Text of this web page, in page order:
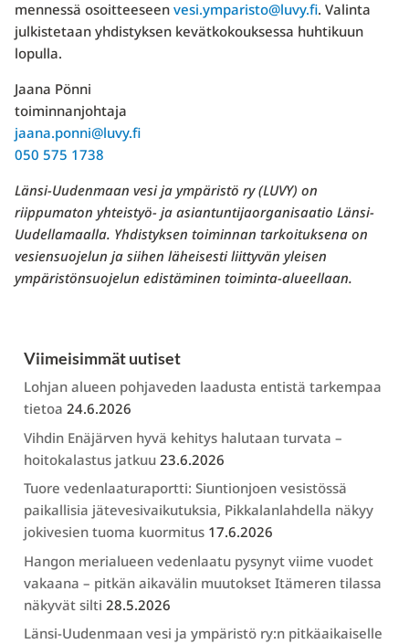
mennessä osoitteeseen vesi.ymparisto@luvy.fi. Valinta
julkistetaan yhdistyksen kevätkokouksessa huhtikuun
lopulla.
Jaana Pönni
toiminnanjohtaja
jaana.ponni@luvy.fi
050 575 1738
Länsi-Uudenmaan vesi ja ympäristö ry (LUVY) on
riippumaton yhteistyö- ja asiantuntijaorganisaatio Länsi-
Uudellamaalla. Yhdistyksen toiminnan tarkoituksena on
vesiensuojelun ja siihen läheisesti liittyvän yleisen
ympäristönsuojelun edistäminen toiminta-alueellaan.
Viimeisimmät uutiset
Lohjan alueen pohjaveden laadusta entistä tarkempaa
tietoa 24.6.2026
Vihdin Enäjärven hyvä kehitys halutaan turvata –
hoitokalastus jatkuu 23.6.2026
Tuore vedenlaaturaportti: Siuntionjoen vesistössä
paikallisia jätevesivaikutuksia, Pikkalanlahdella näkyy
jokivesien tuoma kuormitus 17.6.2026
Hangon merialueen vedenlaatu pysynyt viime vuodet
vakaana – pitkän aikavälin muutokset Itämeren tilassa
näkyvät silti 28.5.2026
Länsi-Uudenmaan vesi ja ympäristö ry:n pitkäaikaiselle